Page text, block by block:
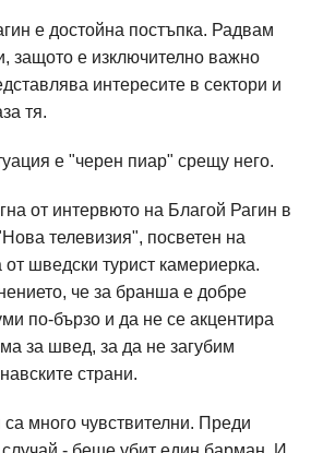
е достойна постъпка. Радвам
защото е изключително важно
интересите в сектори и
тя.
е "черен пиар" срещу него.
от интервюто на Благой Рагин в
телевизия", посветен на
от шведски турист камериерка.
че за бранша е добре
по-бързо и да не се акцентира
за швед, за да не загубим
страни.
много чувствителни. Преди